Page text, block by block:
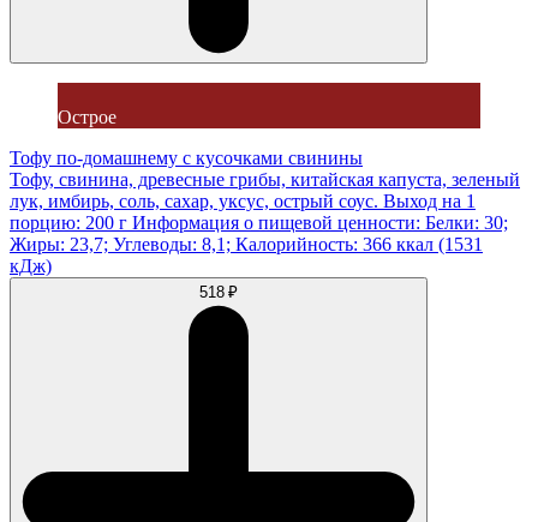
Острое
Тофу по-домашнему с кусочками свинины
Тофу, свинина, древесные грибы, китайская капуста, зеленый
лук, имбирь, соль, сахар, уксус, острый соус. Выход на 1
порцию: 200 г Информация о пищевой ценности: Белки: 30;
Жиры: 23,7; Углеводы: 8,1; Калорийность: 366 ккал (1531
кДж)
518 ₽